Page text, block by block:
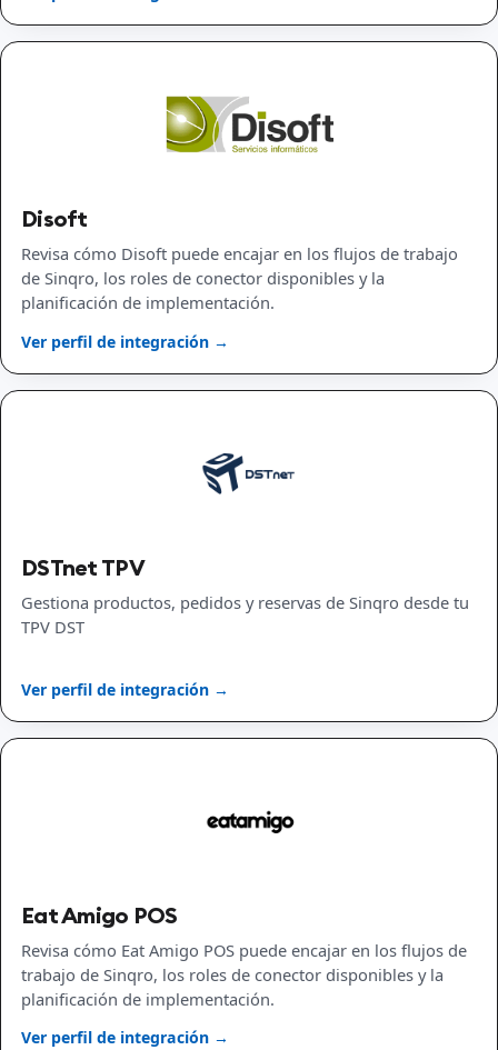
Disoft
Revisa cómo Disoft puede encajar en los flujos de trabajo
de Sinqro, los roles de conector disponibles y la
planificación de implementación.
Ver perfil de integración →
DSTnet TPV
Gestiona productos, pedidos y reservas de Sinqro desde tu
TPV DST
Ver perfil de integración →
Eat Amigo POS
Revisa cómo Eat Amigo POS puede encajar en los flujos de
trabajo de Sinqro, los roles de conector disponibles y la
planificación de implementación.
Ver perfil de integración →